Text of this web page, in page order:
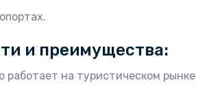
и преимущества:
работает на туристическом рынке